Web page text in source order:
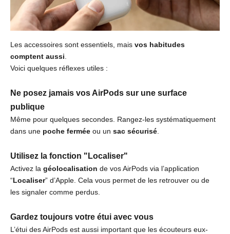
Les accessoires sont essentiels, mais vos habitudes
comptent aussi
Voici quelques réflexes utiles :
Ne posez jamais vos AirPods sur une surface
publique
Même pour quelques secondes. Rangez-les systématiquement
dans une poche fermée ou un sac sécurisé
Utilisez la fonction "Localiser"
Activez la géolocalisation de vos AirPods via l’application
“Localiser” d’Apple. Cela vous permet de les retrouver ou de
les signaler comme perdus.
Gardez toujours votre étui avec vous
L’étui des AirPods est aussi important que les écouteurs eux-